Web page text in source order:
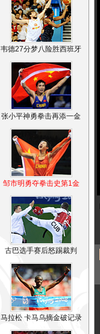
韦德27分梦八险胜西班牙
张小平神勇拳击再添一金
邹市明勇夺拳击史第1金
古巴选手赛后怒踢裁判
马拉松 卡马乌摘金破记录